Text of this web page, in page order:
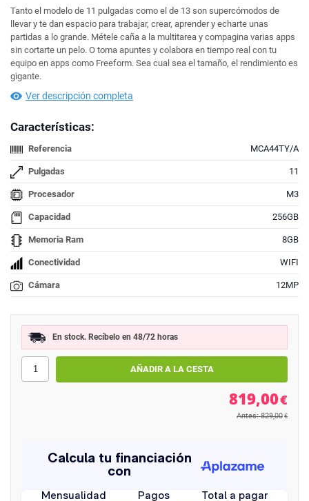
Tanto el modelo de 11 pulgadas como el de 13 son supercómodos de
llevar y te dan espacio para trabajar, crear, aprender y echarte unas
partidas a lo grande. Métele caña a la multitarea y compagina varias apps
sin cortarte un pelo. O toma apuntes y colabora en tiempo real con tu
equipo en apps como Freeform. Sea cual sea el tamaño, el rendimiento es
gigante.
Ver descripción completa
Características:
Referencia MCA44TY/A
Pulgadas 11
Procesador M3
Capacidad 256GB
Memoria Ram 8GB
Conectividad WIFI
Cámara 12MP
En stock. Recíbelo en 48/72 horas
819,00€
Antes: 829,00 €